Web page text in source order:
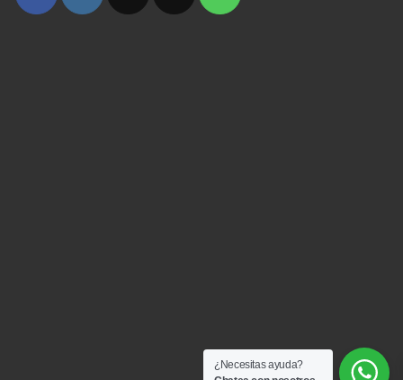
¿Necesitas ayuda?